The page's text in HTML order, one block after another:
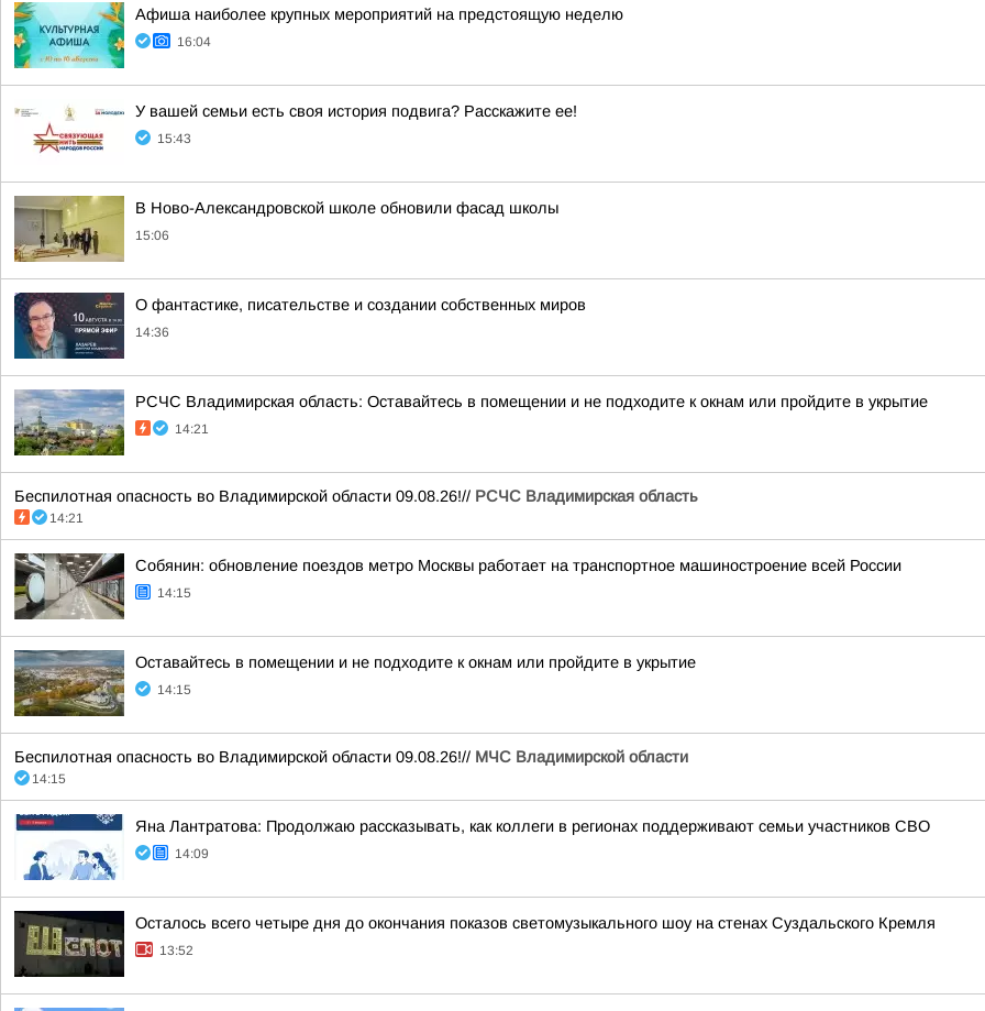
Афиша наиболее крупных мероприятий на предстоящую неделю
16:04
У вашей семьи есть своя история подвига? Расскажите ее!
15:43
В Ново-Александровской школе обновили фасад школы
15:06
О фантастике, писательстве и создании собственных миров
14:36
РСЧС Владимирская область: Оставайтесь в помещении и не подходите к окнам или пройдите в укрытие
14:21
Беспилотная опасность во Владимирской области 09.08.26!// РСЧС Владимирская область
14:21
Собянин: обновление поездов метро Москвы работает на транспортное машиностроение всей России
14:15
Оставайтесь в помещении и не подходите к окнам или пройдите в укрытие
14:15
Беспилотная опасность во Владимирской области 09.08.26!// МЧС Владимирской области
14:15
Яна Лантратова: Продолжаю рассказывать, как коллеги в регионах поддерживают семьи участников СВО
14:09
Осталось всего четыре дня до окончания показов светомузыкального шоу на стенах Суздальского Кремля
13:52